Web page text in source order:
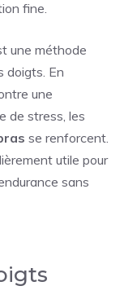
fine.
une méthode
doigts. En
une
de stress, les
se renforcent.
utile pour
sans